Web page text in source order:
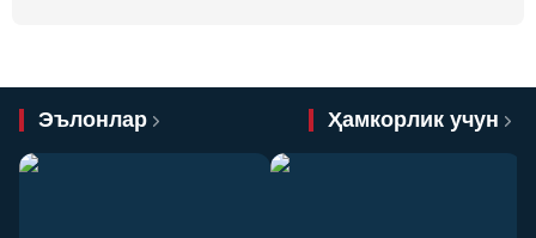
Эълонлар Ҳамкорлик учун